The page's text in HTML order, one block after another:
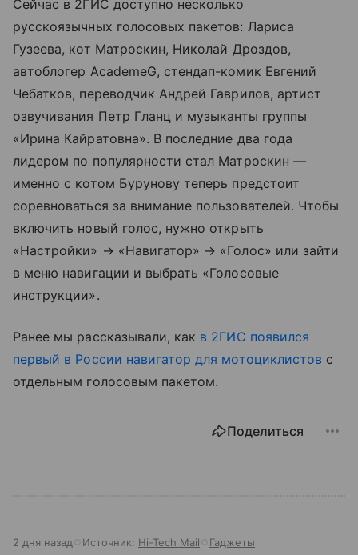
Сейчас в 2ГИС доступно несколько
русскоязычных голосовых пакетов: Лариса
Гузеева, кот Матроскин, Николай Дроздов,
автоблогер AcademeG, стендап-комик Евгений
Чебатков, переводчик Андрей Гаврилов, артист
озвучивания Петр Гланц и музыканты группы
«Ирина Кайратовна». В последние два года
лидером по популярности стал Матроскин —
именно с котом Бурунову теперь предстоит
соревноваться за внимание пользователей. Чтобы
включить новый голос, нужно открыть
«Настройки» → «Навигатор» → «Голос» или зайти
в меню навигации и выбрать «Голосовые
инструкции».
Ранее мы рассказывали, как в 2ГИС появился
первый в России навигатор для мотоциклистов с
отдельным голосовым пакетом.
Поделиться
2 дня назад Источник: Hi-Tech Mail Гаджеты